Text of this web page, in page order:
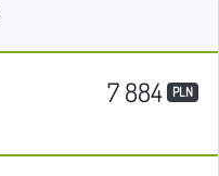
7 884 PLN